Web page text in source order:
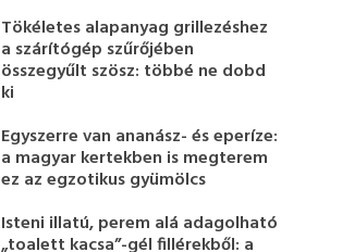
Tökéletes alapanyag grillezéshez
a szárítógép szűrőjében
összegyűlt szösz: többé ne dobd
ki
Egyszerre van ananász- és eperíze:
a magyar kertekben is megterem
ez az egzotikus gyümölcs
Isteni illatú, perem alá adagolható
„toalett kacsa”-gél fillérekből: a